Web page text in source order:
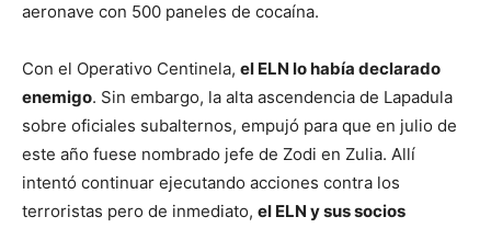
aeronave con 500 paneles de cocaína.
Con el Operativo Centinela, el ELN lo había declarado
enemigo. Sin embargo, la alta ascendencia de Lapadula
sobre oficiales subalternos, empujó para que en julio de
este año fuese nombrado jefe de Zodi en Zulia. Allí
intentó continuar ejecutando acciones contra los
terroristas pero de inmediato, el ELN y sus socios